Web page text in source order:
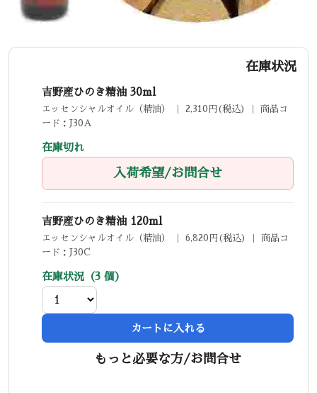
在庫状況
吉野産ひのき精油 30ml
エッセンシャルオイル（精油） ｜ 2,310円(税込) ｜ 商品コ
ード：J30A
在庫切れ
入荷希望/お問合せ
吉野産ひのき精油 120ml
エッセンシャルオイル（精油） ｜ 6,820円(税込) ｜ 商品コ
ード：J30C
在庫状況（3 個）
カートに入れる
もっと必要な方/お問合せ